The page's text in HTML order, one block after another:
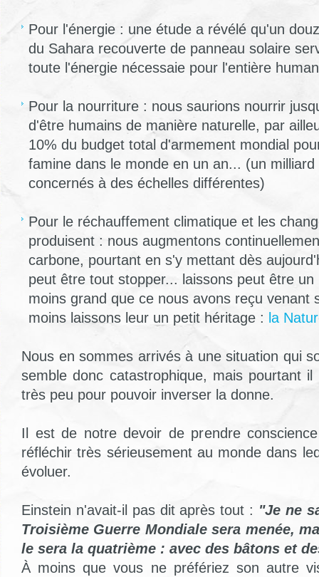
Pour l'énergie : une étude a révélé qu'un
du Sahara recouverte de panneau solaire
toute l'énergie nécessaie pour l'entière
Pour la nourriture : nous saurions nourrir
d'être humains de manière naturelle, par
10% du budget total d'armement mondial
famine dans le monde en un an... (un
concernés à des échelles différentes)
Pour le réchauffement climatique et les
produisent : nous augmentons
carbone, pourtant en s'y mettant dès
peut être tout stopper... laissons peut être un
moins grand que ce nous avons reçu venant
moins laissons leur un petit héritage : la
Nous en sommes arrivés à une situation qui
semble donc catastrophique, mais pourtant
très peu pour pouvoir inverser la donne.
Il est de notre devoir de prendre
réfléchir très sérieusement au monde dans
évoluer.
Einstein n'avait-il pas dit après tout : "Je ne
Troisième Guerre Mondiale sera menée,
le sera la quatrième : avec des bâtons et
À moins que vous ne préfériez son autre